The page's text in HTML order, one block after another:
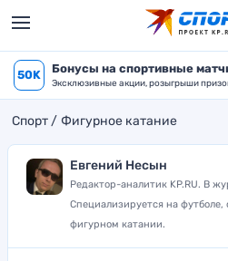
50K Бонусы на спортивные
Эксклюзивные акции, розыгрыши
Спорт Фигурное катание
Евгений Несын
Редактор-аналитик KP.RU. В
Специализируется на
фигурном катании.